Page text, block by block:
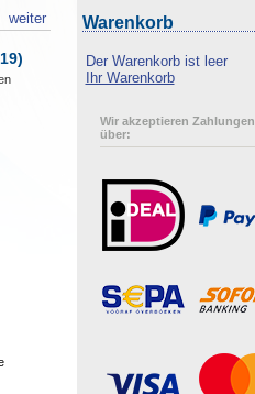
weiter Warenkorb
Der Warenkorb ist leer
Ihr Warenkorb
Wir akzeptieren Zahlungen
über: